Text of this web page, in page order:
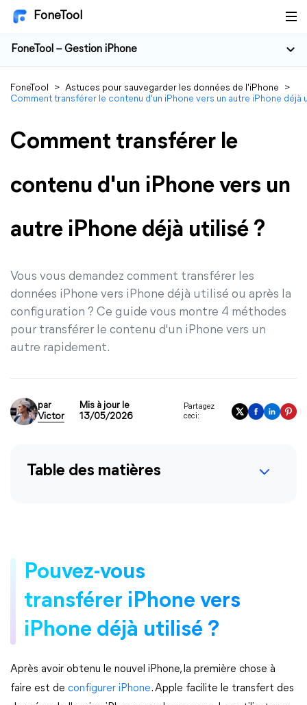
FoneTool
FoneTool – Gestion iPhone
FoneTool > Astuces pour sauvegarder les données de l'iPhone
>
Comment transférer le contenu d'un iPhone vers un autre iPhone déjà
Comment transférer le
contenu d'un iPhone vers un
autre iPhone déjà utilisé ?
Vous vous demandez comment transférer les
données iPhone vers iPhone déjà utilisé ou après la
configuration ? Ce guide vous montre 4 méthodes
pour transférer le contenu d'un iPhone vers un
autre rapidement.
par
Victor
Mis à jour le
13/05/2026
Partagez
ceci:
Table des matières
Pouvez-vous
transférer iPhone vers
iPhone déjà utilisé ?
Après avoir obtenu le nouvel iPhone, la première chose à
faire est de configurer iPhone. Apple facilite le transfert des